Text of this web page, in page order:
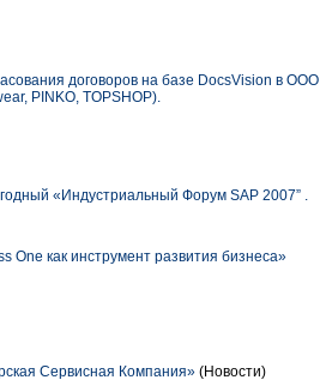
договоров на базе DocsVision в ООО
PINKO, TOPSHOP).
«Индустриальный Форум SAP 2007” .
как инструмент развития бизнеса»
Сервисная Компания» (Новости)